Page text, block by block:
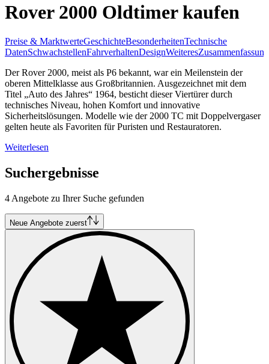
Rover 2000 Oldtimer kaufen
Preise & MarktwerteGeschichteBesonderheitenTechnische
DatenSchwachstellenFahrverhaltenDesignWeiteresZusammenfassung
Der Rover 2000, meist als P6 bekannt, war ein Meilenstein der
oberen Mittelklasse aus Großbritannien. Ausgezeichnet mit dem
Titel „Auto des Jahres“ 1964, besticht dieser Viertürer durch
technisches Niveau, hohen Komfort und innovative
Sicherheitslösungen. Modelle wie der 2000 TC mit Doppelvergaser
gelten heute als Favoriten für Puristen und Restauratoren.
Weiterlesen
Suchergebnisse
4 Angebote zu Ihrer Suche gefunden
Neue Angebote zuerst